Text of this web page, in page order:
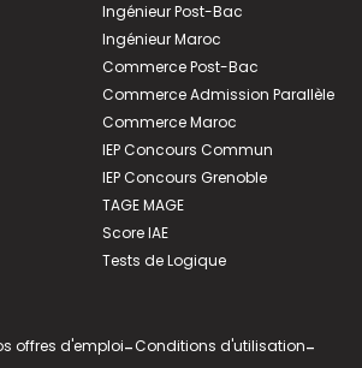
Ingénieur Post-Bac
Ingénieur Maroc
Commerce Post-Bac
Commerce Admission Parallèle
Commerce Maroc
IEP Concours Commun
IEP Concours Grenoble
TAGE MAGE
Score IAE
Tests de Logique
offres d'emploi-Conditions d'utilisation-